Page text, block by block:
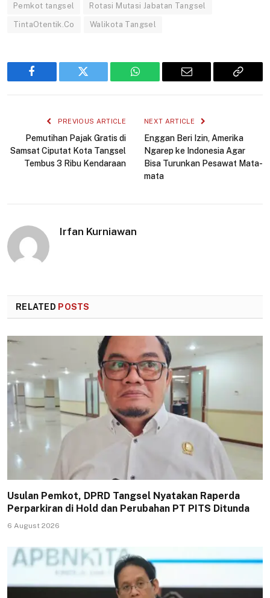
Pemkot tangsel Rotasi Mutasi Jabatan Tangsel
TintaOtentik.Co Walikota Tangsel
Facebook Twitter WhatsApp Email
Copy
PREVIOUS ARTICLE
Pemutihan Pajak Gratis di
Samsat Ciputat Kota Tangsel
Tembus 3 Ribu Kendaraan
NEXT ARTICLE
Enggan Beri Izin, Amerika
Ngarep ke Indonesia Agar
Bisa Turunkan Pesawat Mata-
mata
Irfan Kurniawan
RELATED POSTS
Usulan Pemkot, DPRD Tangsel Nyatakan Raperda
Perparkiran di Hold dan Perubahan PT PITS Ditunda
6 August 2026